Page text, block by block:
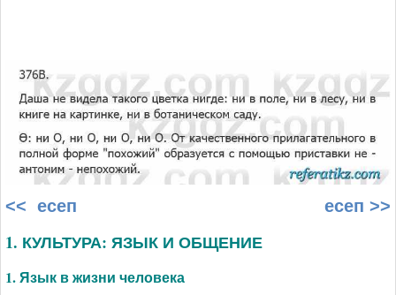
<< есеп есеп >>
1. КУЛЬТУРА: ЯЗЫК И ОБЩЕНИЕ
1. Язык в жизни человека